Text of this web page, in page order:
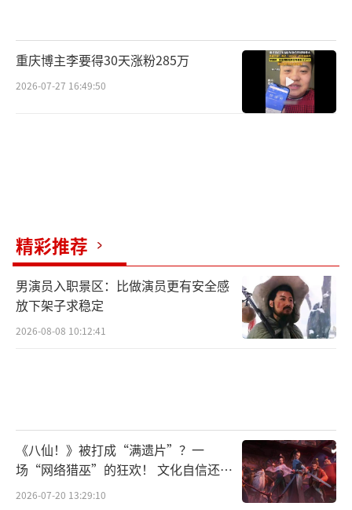
重庆博主李要得30天涨粉285万
2026-07-27 16:49:50
精彩推荐
男演员入职景区：比做演员更有安全感
放下架子求稳定
2026-08-08 10:12:41
《八仙！》被打成“满遗片”？一
场“网络猎巫”的狂欢！ 文化自信还是
焦虑？
2026-07-20 13:29:10